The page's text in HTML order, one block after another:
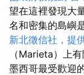
望在這裡發現大
名和密集的島嶼
新北徵信社，提
（Marieta）上
墨西哥最受歡迎